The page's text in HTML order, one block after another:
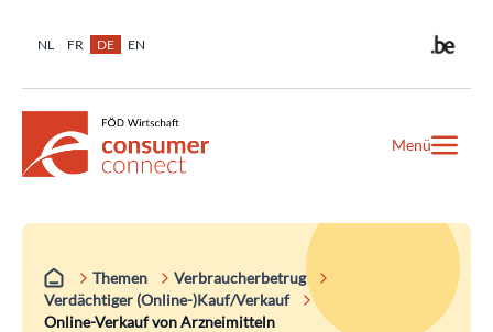
NL FR DE EN
Menü
Themen
Verbraucherbetrug
Verdächtiger (Online-)Kauf/Verkauf
Online-Verkauf von Arzneimitteln